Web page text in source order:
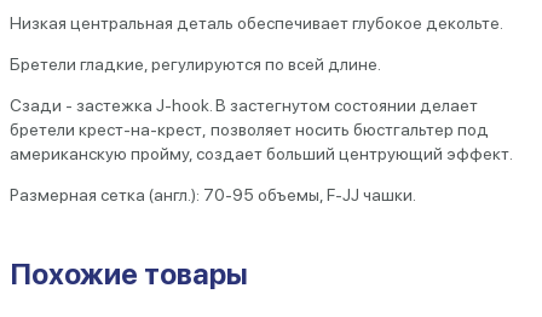
Низкая центральная деталь обеспечивает глубокое декольте.
Бретели гладкие, регулируются по всей длине.
Сзади - застежка J-hook. В застегнутом состоянии делает
бретели крест-на-крест, позволяет носить бюстгальтер под
американскую пройму, создает больший центрующий эффект.
Размерная сетка (англ.): 70-95 объемы, F-JJ чашки.
Похожие товары